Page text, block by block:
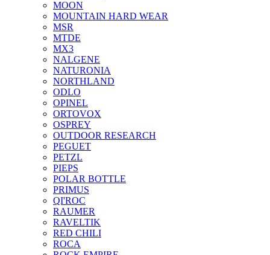
MOON
MOUNTAIN HARD WEAR
MSR
MTDE
MX3
NALGENE
NATURONIA
NORTHLAND
ODLO
OPINEL
ORTOVOX
OSPREY
OUTDOOR RESEARCH
PEGUET
PETZL
PIEPS
POLAR BOTTLE
PRIMUS
QI'ROC
RAUMER
RAVELTIK
RED CHILI
ROCA